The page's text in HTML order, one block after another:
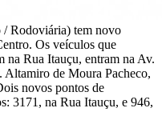
/ Rodoviária) tem novo
Os veículos que
na Rua Itauçu, entram na Av.
Altamiro de Moura Pacheco,
novos pontos de
3171, na Rua Itauçu, e 946,